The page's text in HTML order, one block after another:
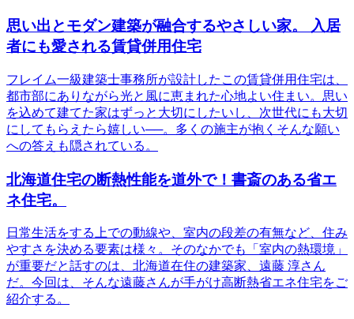
思い出とモダン建築が融合するやさしい家。 入居
者にも愛される賃貸併用住宅
フレイム一級建築士事務所が設計したこの賃貸併用住宅は、
都市部にありながら光と風に恵まれた心地よい住まい。思い
を込めて建てた家はずっと大切にしたいし、次世代にも大切
にしてもらえたら嬉しい──。多くの施主が抱くそんな願い
への答えも隠されている。
北海道住宅の断熱性能を道外で！書斎のある省エ
ネ住宅。
日常生活をする上での動線や、室内の段差の有無など、住み
やすさを決める要素は様々。そのなかでも「室内の熱環境」
が重要だと話すのは、北海道在住の建築家、遠藤 淳さん
だ。今回は、そんな遠藤さんが手がけ高断熱省エネ住宅をご
紹介する。